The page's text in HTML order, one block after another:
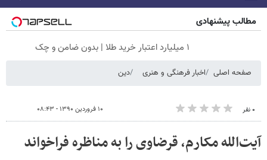
مطالب پیشنهادی
۱ میلیارد اعتبار خرید طلا | بدون ضامن و چک
صفحه اصلی اخبار فرهنگی و هنری دین
۰ نفر ۱۰ فروردین ۱۳۹۰ - ۰۸:۴۳
آیت‌الله مکارم، قرضاوی را به مناظره فراخواند